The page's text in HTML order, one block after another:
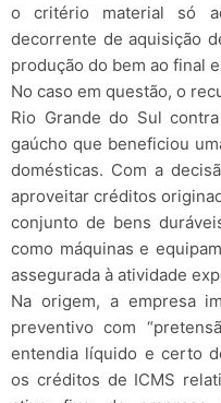
o critério material só
decorrente de aquisição
produção do bem ao final
No caso em questão, o
Rio Grande do Sul
gaúcho que beneficiou
domésticas. Com a
aproveitar créditos
conjunto de bens
como máquinas e
assegurada à atividade
Na origem, a empresa
preventivo com
entendia líquido e certo
os créditos de ICMS